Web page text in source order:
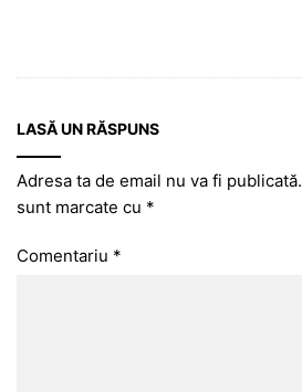
LASĂ UN RĂSPUNS
Adresa ta de email nu va fi publicată.
sunt marcate cu *
Comentariu *